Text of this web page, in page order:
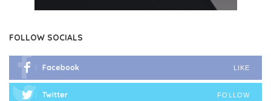
FOLLOW SOCIALS
Facebook LIKE
Twitter FOLLOW